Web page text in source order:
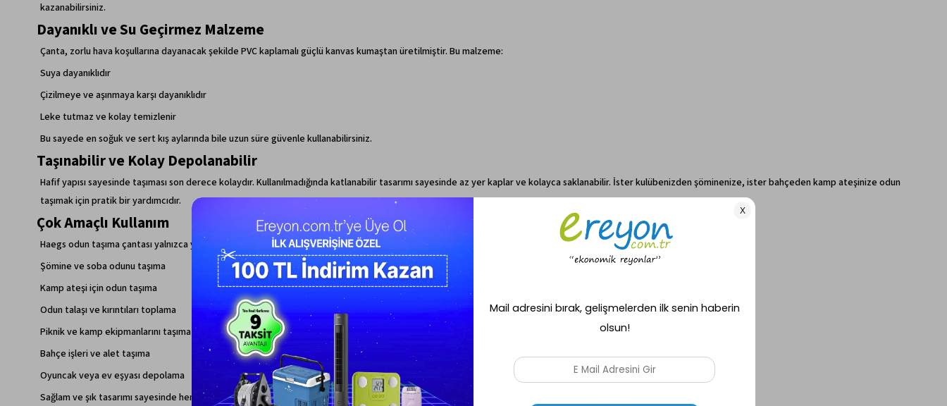
kazanabilirsiniz.
Dayanıklı ve Su Geçirmez Malzeme
Çanta, zorlu hava koşullarına dayanacak şekilde PVC kaplamalı güçlü kanvas kumaştan üretilmiştir. Bu malzeme:
Suya dayanıklıdır
Çizilmeye ve aşınmaya karşı dayanıklıdır
Leke tutmaz ve kolay temizlenir
Bu sayede en soğuk ve sert kış aylarında bile uzun süre güvenle kullanabilirsiniz.
Taşınabilir ve Kolay Depolanabilir
Hafif yapısı sayesinde taşıması son derece kolaydır. Kullanılmadığında katlanabilir tasarımı sayesinde az yer kaplar ve kolayca saklanabilir. İster kulübenizden şöminenize, ister bahçeden kamp ateşinize odun
taşımak için pratik bir yardımcıdır.
Çok Amaçlı Kullanım
Haegs odun taşıma çantası yalnızca yakacak odun taşımak için değil, birçok farklı amaç için de kullanılabilir:
Şömine ve soba odunu taşıma
Kamp ateşi için odun taşıma
Odun talaşı ve kırıntıları toplama
Piknik ve kamp ekipmanlarını taşıma
Bahçe işleri ve alet taşıma
Oyuncak veya ev eşyası depolama
Sağlam ve şık tasarımı sayesinde hem fonksiyonel hem de estetik bir kullanım sunar.